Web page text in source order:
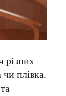
різних
плівка.